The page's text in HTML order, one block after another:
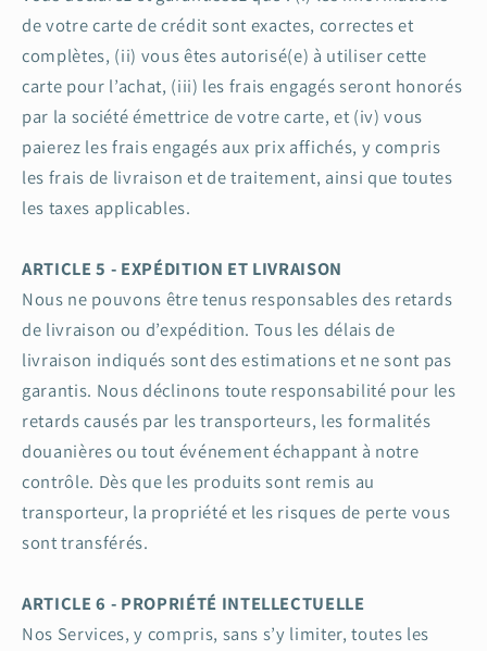
de votre carte de crédit sont exactes, correctes et
complètes, (ii) vous êtes autorisé(e) à utiliser cette
carte pour l’achat, (iii) les frais engagés seront honorés
par la société émettrice de votre carte, et (iv) vous
paierez les frais engagés aux prix affichés, y compris
les frais de livraison et de traitement, ainsi que toutes
les taxes applicables.
ARTICLE 5 - EXPÉDITION ET LIVRAISON
Nous ne pouvons être tenus responsables des retards
de livraison ou d’expédition. Tous les délais de
livraison indiqués sont des estimations et ne sont pas
garantis. Nous déclinons toute responsabilité pour les
retards causés par les transporteurs, les formalités
douanières ou tout événement échappant à notre
contrôle. Dès que les produits sont remis au
transporteur, la propriété et les risques de perte vous
sont transférés.
ARTICLE 6 - PROPRIÉTÉ INTELLECTUELLE
Nos Services, y compris, sans s’y limiter, toutes les